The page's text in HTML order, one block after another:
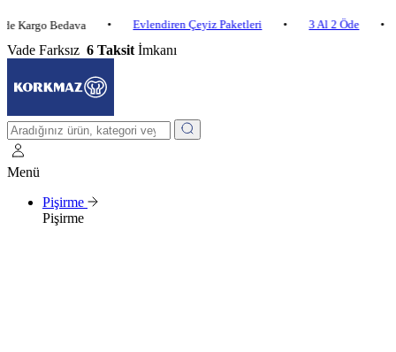
Bedava • Evlendiren Çeyiz Paketleri • 3 Al 2 Öde •
Vade Farksız 6 Taksit İmkanı
Menü
Pişirme
Pişirme